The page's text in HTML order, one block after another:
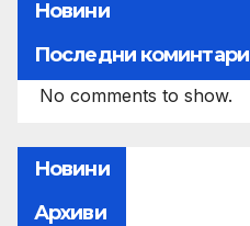
Новини
Последни коминтари
No comments to show.
Новини
Архиви